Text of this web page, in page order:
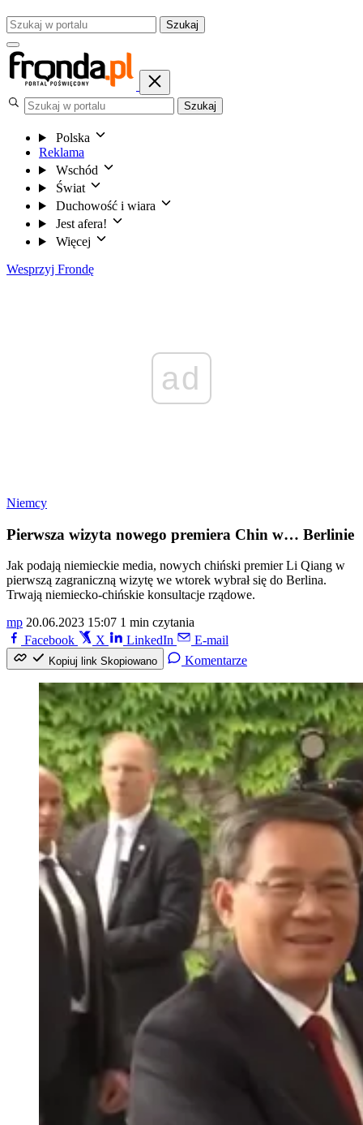
Szukaj
Szukaj
Polska
Reklama
Wschód
Świat
Duchowość i wiara
Jest afera!
Więcej
Wesprzyj Frondę
ad
Niemcy
Pierwsza wizyta nowego premiera Chin w… Berlinie
Jak podają niemieckie media, nowych chiński premier Li Qiang w
pierwszą zagraniczną wizytę we wtorek wybrał się do Berlina.
Trwają niemiecko-chińskie konsultacje rządowe.
mp 20.06.2023 15:07 1 min czytania
Facebook
X LinkedIn E-mail
Kopiuj link Skopiowano Komentarze